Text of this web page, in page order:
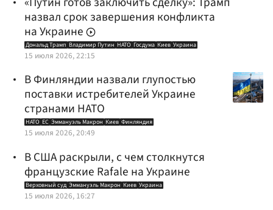
назвал срок завершения конфликта
на Украине
Дональд Трамп Владимир Путин НАТО Госдума Киев Украина
15 июля 2026, 22:15
В Финляндии назвали глупостью
поставки истребителей Украине
странами НАТО
НАТО ЕС Эммануэль Макрон Киев Финляндия
15 июля 2026, 20:49
В США раскрыли, с чем столкнутся
французские Rafale на Украине
Верховный суд Эммануэль Макрон Киев Украина
15 июля 2026, 16:27